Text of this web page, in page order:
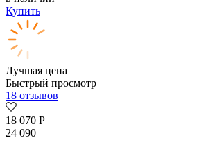
Купить
Лучшая цена
Быстрый просмотр
18 отзывов
18 070 Р
24 090